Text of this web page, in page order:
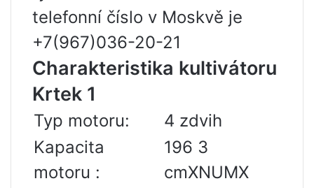
telefonní číslo v Moskvě je
+7(967)036-20-21
Charakteristika kultivátoru
Krtek 1
Typ motoru:
4 zdvih
Kapacita
motoru :
196 3
cmXNUMX